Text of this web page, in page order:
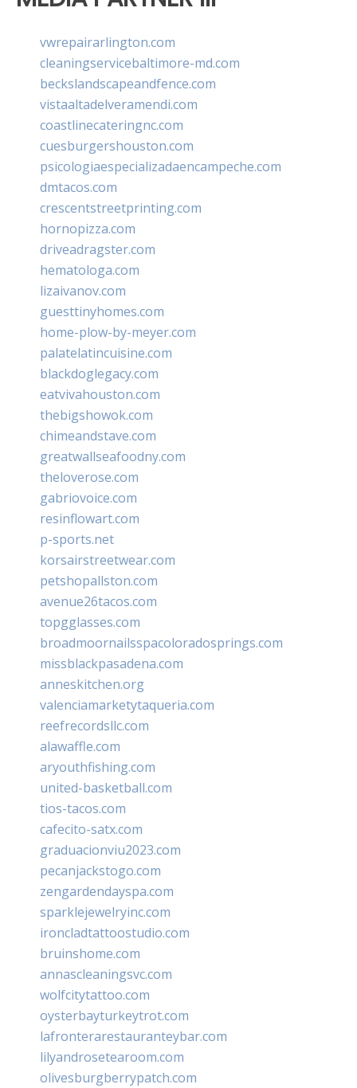
vwrepairarlington.com
cleaningservicebaltimore-md.com
beckslandscapeandfence.com
vistaaltadelveramendi.com
coastlinecateringnc.com
cuesburgershouston.com
psicologiaespecializadaencampeche.com
dmtacos.com
crescentstreetprinting.com
hornopizza.com
driveadragster.com
hematologa.com
lizaivanov.com
guesttinyhomes.com
home-plow-by-meyer.com
palatelatincuisine.com
blackdoglegacy.com
eatvivahouston.com
thebigshowok.com
chimeandstave.com
greatwallseafoodny.com
theloverose.com
gabriovoice.com
resinflowart.com
p-sports.net
korsairstreetwear.com
petshopallston.com
avenue26tacos.com
topgglasses.com
broadmoornailsspacoloradosprings.com
missblackpasadena.com
anneskitchen.org
valenciamarketytaqueria.com
reefrecordsllc.com
alawaffle.com
aryouthfishing.com
united-basketball.com
tios-tacos.com
cafecito-satx.com
graduacionviu2023.com
pecanjackstogo.com
zengardendayspa.com
sparklejewelryinc.com
ironcladtattoostudio.com
bruinshome.com
annascleaningsvc.com
wolfcitytattoo.com
oysterbayturkeytrot.com
lafronterarestauranteybar.com
lilyandrosetearoom.com
olivesburgberrypatch.com